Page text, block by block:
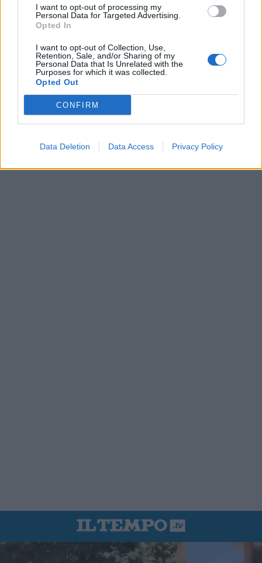
I want to opt-out of processing my
Personal Data for Targeted Advertising.
Opted In
I want to opt-out of Collection, Use,
Retention, Sale, and/or Sharing of my
Personal Data that Is Unrelated with the
Purposes for which it was collected.
Opted Out
CONFIRM
Data Deletion Data Access Privacy Policy